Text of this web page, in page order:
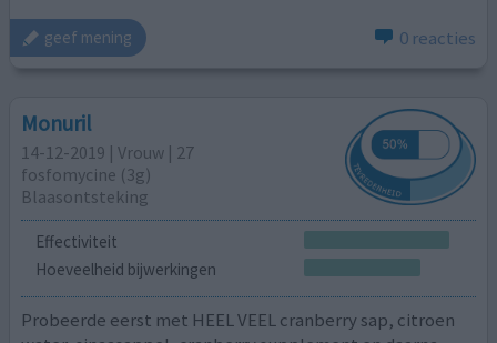
geef mening 0 reacties
Monuril
14-12-2019 | Vrouw | 27
fosfomycine (3g)
Blaasontsteking
Effectiviteit
Hoeveelheid bijwerkingen
Probeerde eerst met HEEL VEEL cranberry sap, citroen